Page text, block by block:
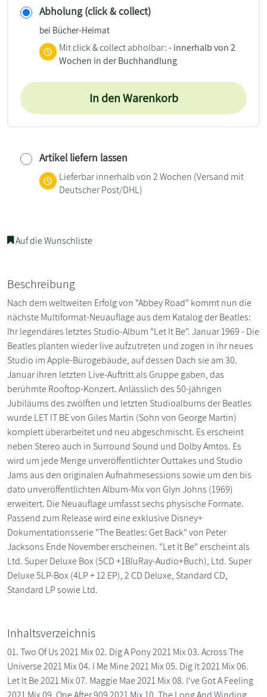
Abholung (click & collect)
bei Bücher-Heimat
Mitclick & collect abholbar:- innerhalb von 2
Wochen in der Buchhandlung
In den Warenkorb
Artikel liefern lassen
Lieferbar innerhalb von 2 Wochen (Versand mit
Deutscher Post/DHL)
Auf die Wunschliste
Beschreibung
Nach dem weltweiten Erfolg von "Abbey Road" kommt nun die
nächste Multiformat-Neuauflage aus dem Katalog der Beatles:
Ihr legendäres letztes Studio-Album "Let It Be". Januar 1969 - Die
Beatles planten wieder live aufzutreten und zogen in ihr neues
Studio im Apple-Bürogebäude, auf dessen Dach sie am 30.
Januar ihren letzten Live-Auftritt als Gruppe gaben, das
berühmte Rooftop-Konzert. Anlässlich des 50-jährigen
Jubiläums des zwölften und letzten Studioalbums der Beatles
wurde LET IT BE von Giles Martin (Sohn von George Martin)
komplett überarbeitet und neu abgeschmischt. Es erscheint
neben Stereo auch in Surround Sound und Dolby Amtos. Es
wird um jede Menge unveröffentlichter Outtakes und Studio
Jams aus den originalen Aufnahmesessions sowie um den bis
dato unveröffentlichten Album-Mix von Glyn Johns (1969)
erweitert. Die Neuauflage umfasst sechs physische Formate.
Passend zum Release wird eine exklusive Disney+
Dokumentationsserie "The Beatles: Get Back" von Peter
Jacksons Ende November erscheinen. "Let It Be" erscheint als
Ltd. Super Deluxe Box (5CD +1BluRay-Audio+Buch), Ltd. Super
Deluxe 5LP-Box (4LP + 12 EP), 2 CD Deluxe, Standard CD,
Standard LP sowie Ltd.
Inhaltsverzeichnis
01. Two Of Us 2021 Mix 02. Dig A Pony 2021 Mix 03. Across The
Universe 2021 Mix 04. I Me Mine 2021 Mix 05. Dig It 2021 Mix 06.
Let It Be 2021 Mix 07. Maggie Mae 2021 Mix 08. I've Got A Feeling